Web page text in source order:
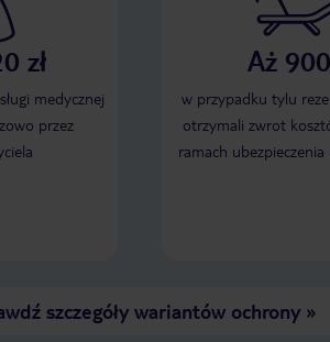
zł
medycznej
przez
Aż
w przypadku tylu
otrzymali zwrot
ramach
szczegóły wariantów ochrony»